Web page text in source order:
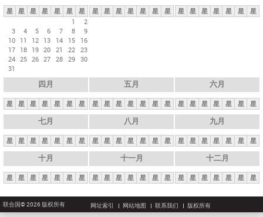
星 星 星 星 星 星
星
1
2
3
4 5 6 7 8
9
10 11 12 13 14 15
16
17 18 19 20 21 22 23
24 25 26 27 28 29 30
31
星 星 星 星 星 星 星 星 星 星 星 星 星 星
四月
星 星 星 星 星 星 星
五月
星 星 星 星 星 星 星
六月
星 星 星 星 星 星 星
七月
星 星 星 星 星 星 星
八月
星 星 星 星 星 星 星
九月
星 星 星 星 星 星 星
十月
星 星 星 星 星 星 星
十一月
星 星 星 星 星 星 星
十二月
星 星 星 星 星 星 星
联合国© 2026 版权所有 网址索引 网站地图 联系我们 版权所有